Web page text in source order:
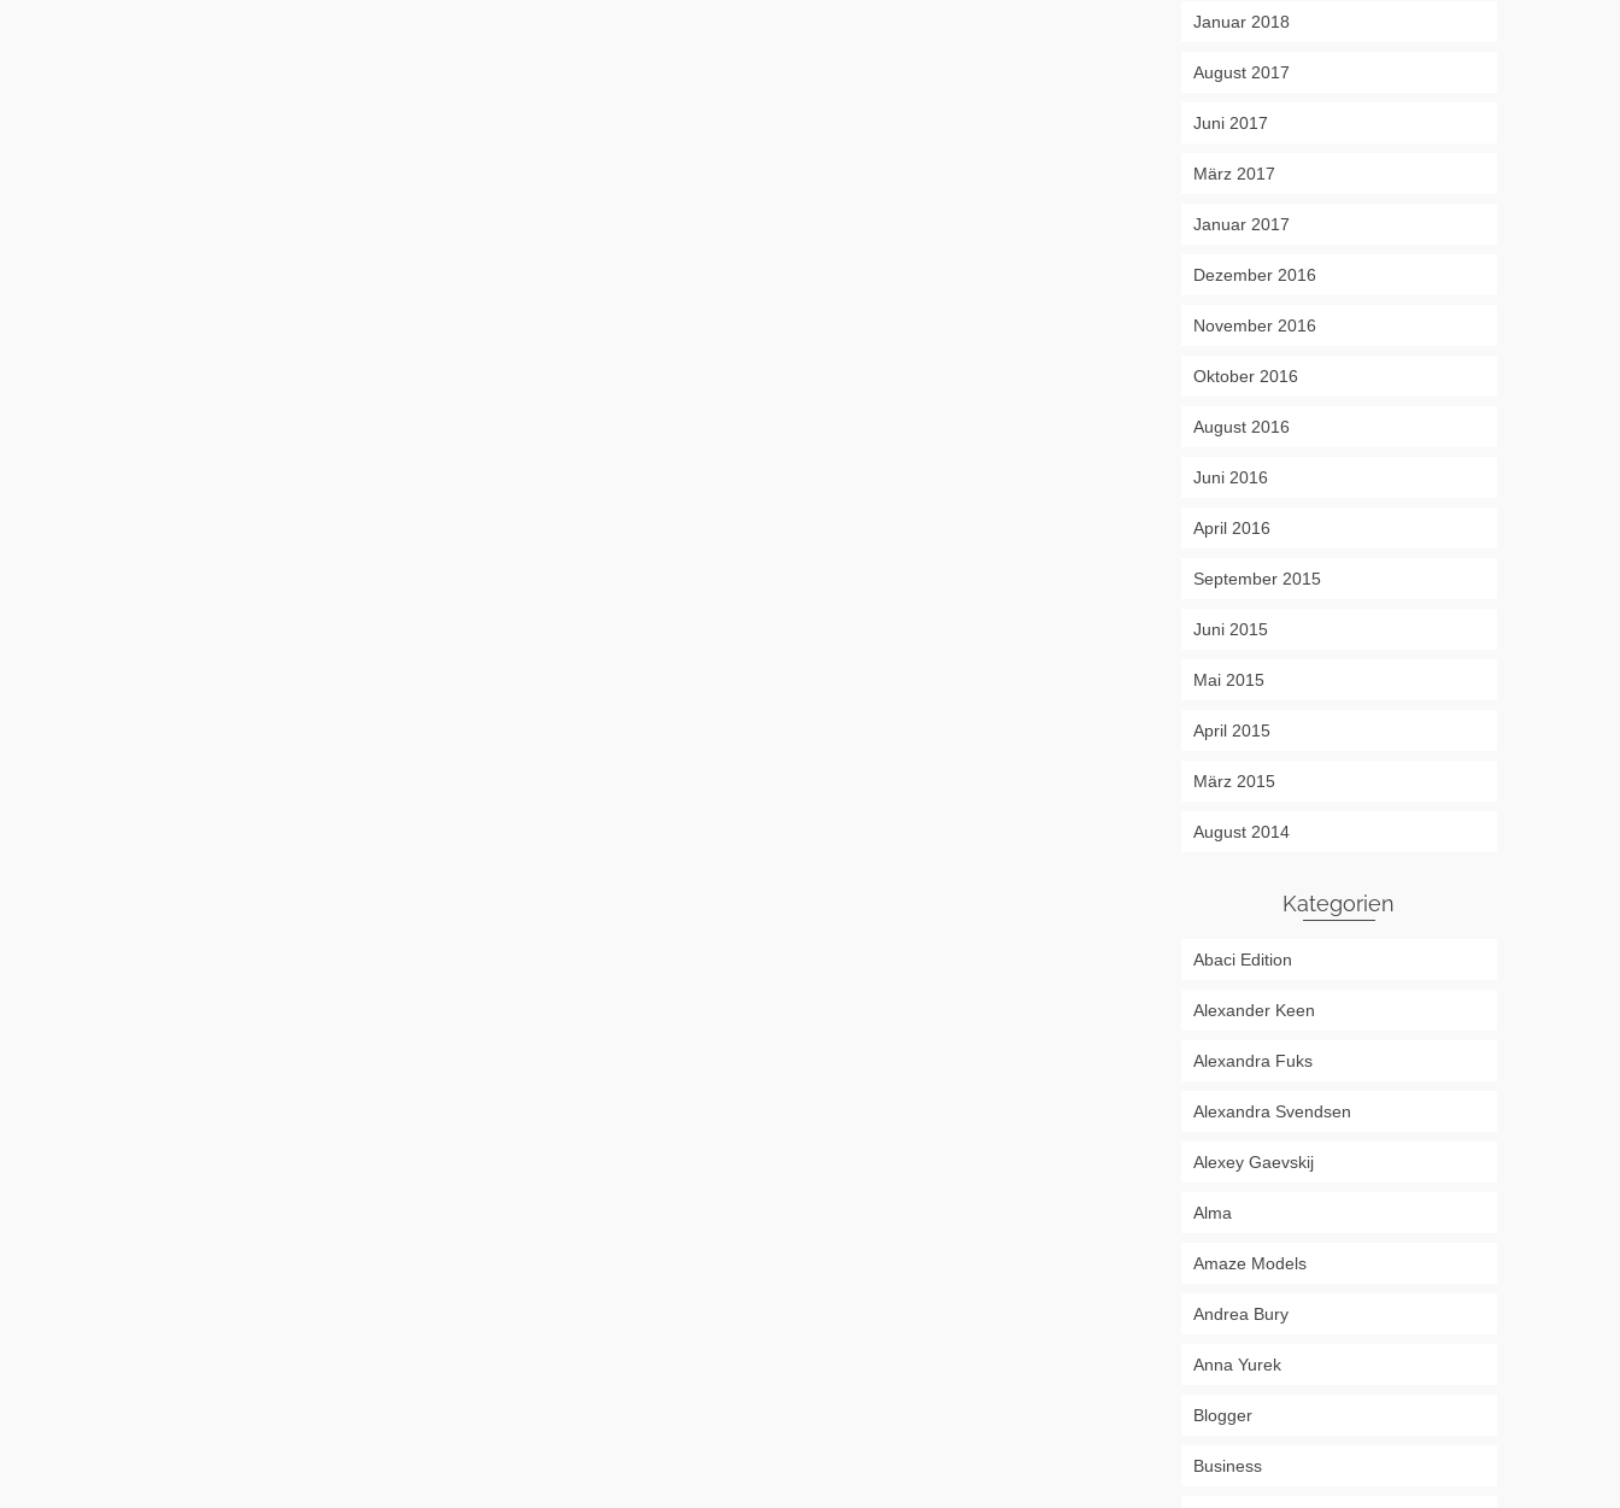
Januar 2018
August 2017
Juni 2017
März 2017
Januar 2017
Dezember 2016
November 2016
Oktober 2016
August 2016
Juni 2016
April 2016
September 2015
Juni 2015
Mai 2015
April 2015
März 2015
August 2014
Kategorien
Abaci Edition
Alexander Keen
Alexandra Fuks
Alexandra Svendsen
Alexey Gaevskij
Alma
Amaze Models
Andrea Bury
Anna Yurek
Blogger
Business